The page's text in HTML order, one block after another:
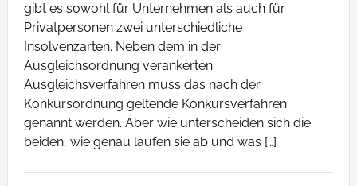
gibt es sowohl für Unternehmen als auch für
Privatpersonen zwei unterschiedliche
Insolvenzarten. Neben dem in der
Ausgleichsordnung verankerten
Ausgleichsverfahren muss das nach der
Konkursordnung geltende Konkursverfahren
genannt werden. Aber wie unterscheiden sich die
beiden, wie genau laufen sie ab und was […]